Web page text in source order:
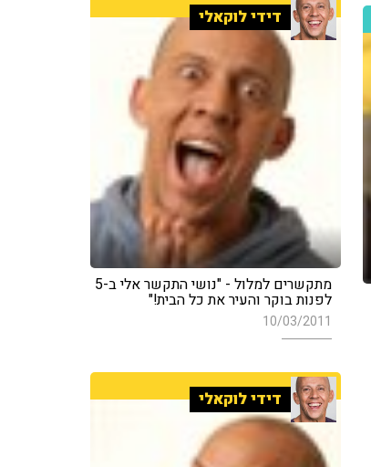
דידי לוקאלי
מתקשרים למלול - "נושי התקשר אלי ב-5
לפנות בוקר והעיר את כל הבית!"
10/03/2011
דידי לוקאלי